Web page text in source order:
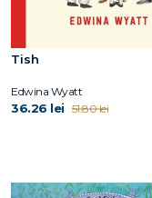
Tish
Edwina Wyatt
36.26 lei 51.80 lei